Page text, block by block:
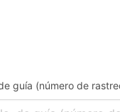
guía (número de